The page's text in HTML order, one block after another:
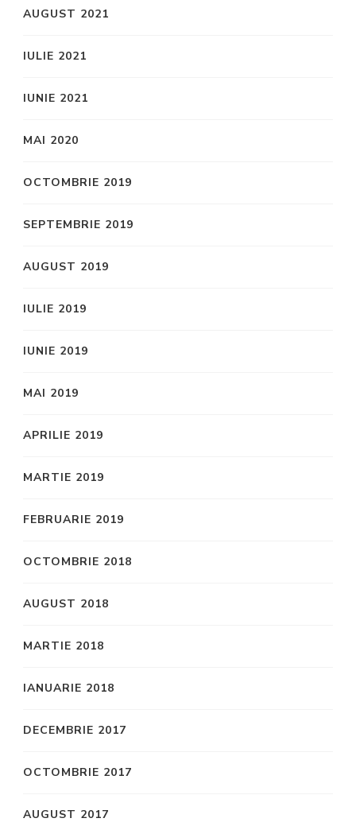
AUGUST 2021
IULIE 2021
IUNIE 2021
MAI 2020
OCTOMBRIE 2019
SEPTEMBRIE 2019
AUGUST 2019
IULIE 2019
IUNIE 2019
MAI 2019
APRILIE 2019
MARTIE 2019
FEBRUARIE 2019
OCTOMBRIE 2018
AUGUST 2018
MARTIE 2018
IANUARIE 2018
DECEMBRIE 2017
OCTOMBRIE 2017
AUGUST 2017